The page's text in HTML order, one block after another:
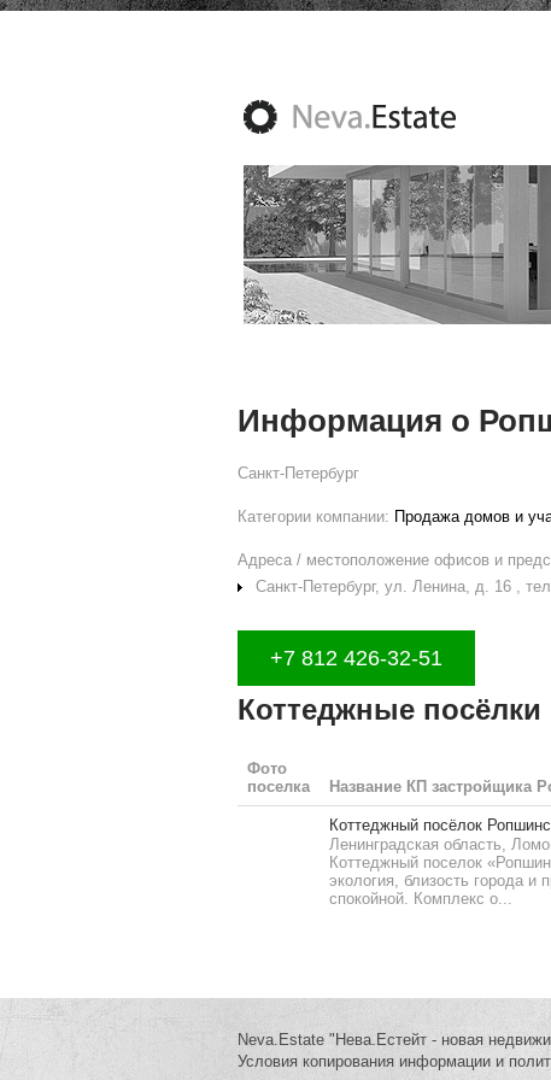
Информация о
Санкт-Петербург
Категории компании: Продажа домов и
Адреса / местоположение офисов и
Санкт-Петербург, ул. Ленина, д. 16 ,
+7 812 426-32-51
Коттеджные
Фото
поселка
Название КП застройщика
Коттеджный посёлок
Ленинградская область,
Коттеджный поселок
экология, близость города
спокойной. Комплекс о...
Neva.Estate "Нева.Естейт - новая
Условия копирования информации и